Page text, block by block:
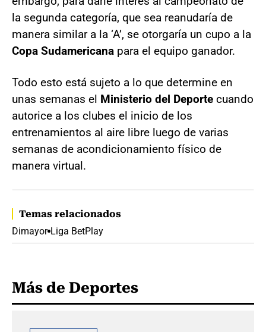
la segunda categoría, que sea reanudaría de
manera similar a la ‘A’, se otorgaría un cupo a la
Copa Sudamericana para el equipo ganador.
Todo esto está sujeto a lo que determine en
unas semanas el Ministerio del Deporte cuando
autorice a los clubes el inicio de los
entrenamientos al aire libre luego de varias
semanas de acondicionamiento físico de
manera virtual.
Temas relacionados
Dimayor Liga BetPlay
Más de Deportes